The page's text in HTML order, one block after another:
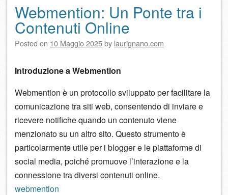
Navigazione articolo
Webmention: Un Ponte tra i
Contenuti Online
Posted on 10 Maggio 2025by laurignano.com
Introduzione a Webmention
Webmention è un protocollo sviluppato per facilitare la
comunicazione tra siti web, consentendo di inviare e
ricevere notifiche quando un contenuto viene
menzionato su un altro sito. Questo strumento è
particolarmente utile per i blogger e le piattaforme di
social media, poiché promuove l’interazione e la
connessione tra diversi contenuti online.
webmention